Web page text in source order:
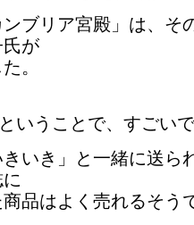
ブリア宮殿」は、そ
が
。
いうことで、すごい
いき」と一緒に送ら
品はよく売れるそう